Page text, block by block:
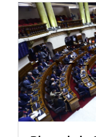
CUARTO
De otro lado, la
intermedio para
congresista
en el Proyecto de
sustitutorio
anticipada